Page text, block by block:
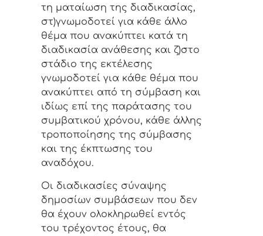
τη ματαίωση της διαδικασίας,
στ)γνωμοδοτεί για κάθε άλλο
θέμα που ανακύπτει κατά τη
διαδικασία ανάθεσης και ζ)στο
στάδιο της εκτέλεσης
γνωμοδοτεί για κάθε θέμα που
ανακύπτει από τη σύμβαση και
ιδίως επί της παράτασης του
συμβατικού χρόνου, κάθε άλλης
τροποποίησης της σύμβασης
και της έκπτωσης του
αναδόχου.
Οι διαδικασίες σύναψης
δημοσίων συμβάσεων που δεν
θα έχουν ολοκληρωθεί εντός
του τρέχοντος έτους, θα